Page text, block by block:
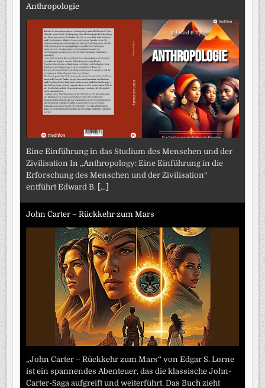
Anthropologie
Eine Einführung in das Studium des Menschen und der
Zivilisation In „Anthropology: Eine Einführung in die
Erforschung des Menschen und der Zivilisation“
entführt Edward B.
[...]
John Carter – Rückkehr zum Mars
„John Carter – Rückkehr zum Mars“ von Edgar S. Lorne
ist ein spannendes Abenteuer, das die klassische John-
Carter-Saga aufgreift und weiterführt. Das Buch zieht